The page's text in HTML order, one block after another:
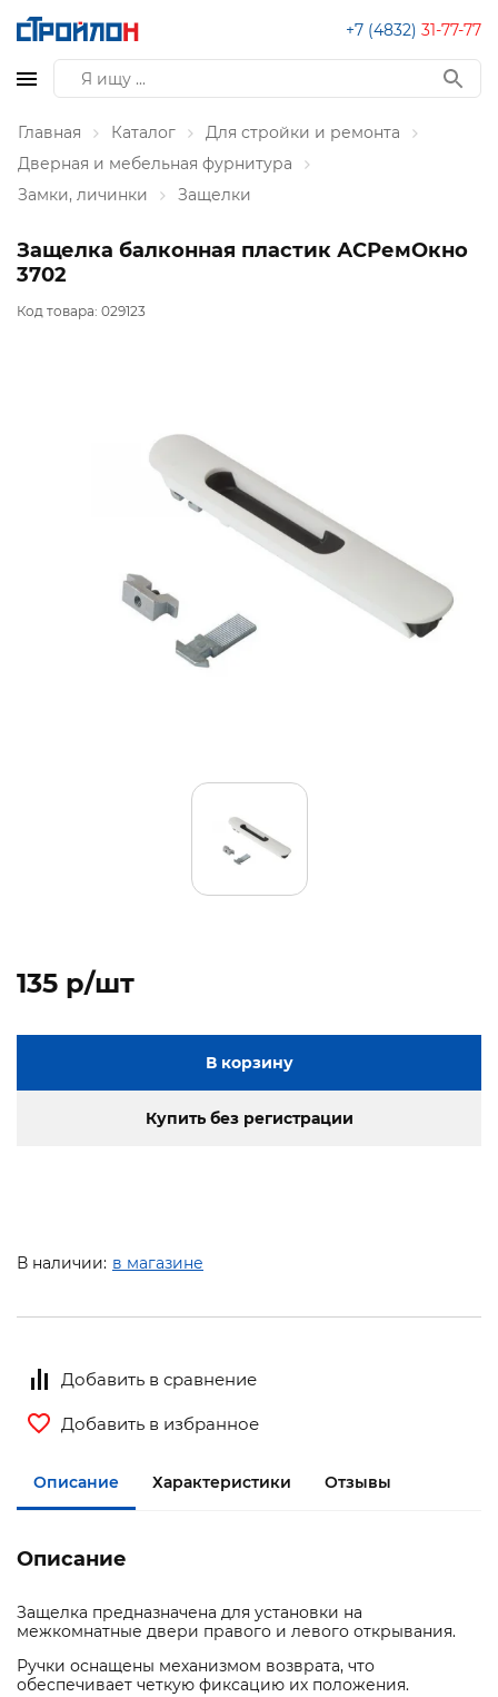
+7 (4832) 31-77-77
Главная Каталог
Для стройки и ремонта
Дверная и мебельная фурнитура
Замки, личинки
Защелки
Защелка балконная пластик АСРемОкно
3702
Код товара: 029123
135 p/шт
В корзину
Купить без регистрации
В наличии: в магазине
Добавить в сравнение
Добавить в избранное
Описание Характеристики Отзывы
Описание
Защелка предназначена для установки на
межкомнатные двери правого и левого открывания.
Ручки оснащены механизмом возврата, что
обеспечивает четкую фиксацию их положения.